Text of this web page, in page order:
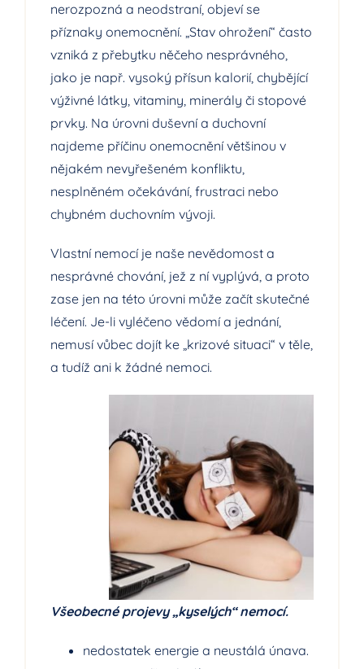
nerozpozná a neodstraní, objeví se
příznaky onemocnění. „Stav ohrožení“ často
vzniká z přebytku něčeho nesprávného,
jako je např. vysoký přísun kalorií, chybějící
výživné látky, vitaminy, minerály či stopové
prvky. Na úrovni duševní a duchovní
najdeme příčinu onemocnění většinou v
nějakém nevyřešeném konfliktu,
nesplněném očekávání, frustraci nebo
chybném duchovním vývoji.
Vlastní nemocí je naše nevědomost a
nesprávné chování, jež z ní vyplývá, a proto
zase jen na této úrovni může začít skutečné
léčení. Je-li vyléčeno vědomí a jednání,
nemusí vůbec dojít ke „krizové situaci“ v těle,
a tudíž ani k žádné nemoci.
Všeobecné projevy „kyselých“ nemocí.
nedostatek energie a neustálá únava.